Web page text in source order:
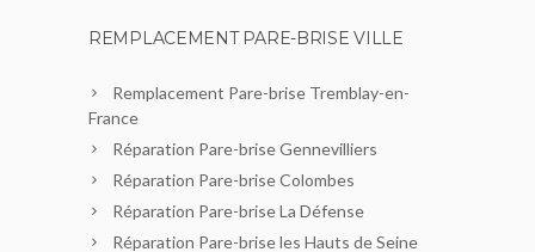
REMPLACEMENT PARE-BRISE VILLE
Remplacement Pare-brise Tremblay-en-
France
Réparation Pare-brise Gennevilliers
Réparation Pare-brise Colombes
Réparation Pare-brise La Défense
Réparation Pare-brise les Hauts de Seine